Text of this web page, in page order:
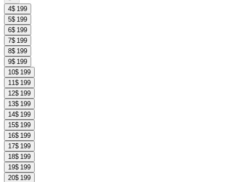
4$ 199
5$ 199
6$ 199
7$ 199
8$ 199
9$ 199
10$ 199
11$ 199
12$ 199
13$ 199
14$ 199
15$ 199
16$ 199
17$ 199
18$ 199
19$ 199
20$ 199